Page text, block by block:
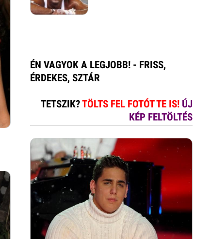
ÉN VAGYOK A LEGJOBB! - FRISS,
ÉRDEKES, SZTÁR
TETSZIK?TÖLTS FEL FOTÓT TE IS! ÚJ
KÉP FELTÖLTÉS